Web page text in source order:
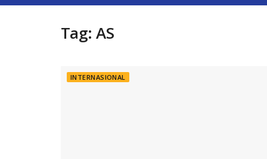
Tag:AS
INTERNASIONAL